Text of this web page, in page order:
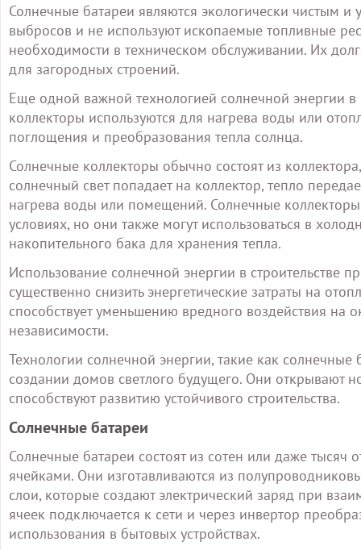
Солнечные батареи являются экологически чистым
выбросов и не используют ископаемые топливные
необходимости в техническом обслуживании. Их
для загородных строений.
Еще одной важной технологией солнечной энергии в
коллекторы используются для нагрева воды или
поглощения и преобразования тепла солнца.
Солнечные коллекторы обычно состоят из
солнечный свет попадает на коллектор, тепло
нагрева воды или помещений. Солнечные
условиях, но они также могут использоваться в
накопительного бака для хранения тепла.
Использование солнечной энергии в строительстве
существенно снизить энергетические затраты на
способствует уменьшению вредного воздействия
независимости.
Технологии солнечной энергии, такие как
создании домов светлого будущего. Они открывают
способствуют развитию устойчивого строительства.
Солнечные батареи
Солнечные батареи состоят из сотен или даже
ячейками. Они изготавливаются из
слои, которые создают электрический заряд при
ячеек подключается к сети и через инвертор
использования в бытовых устройствах.